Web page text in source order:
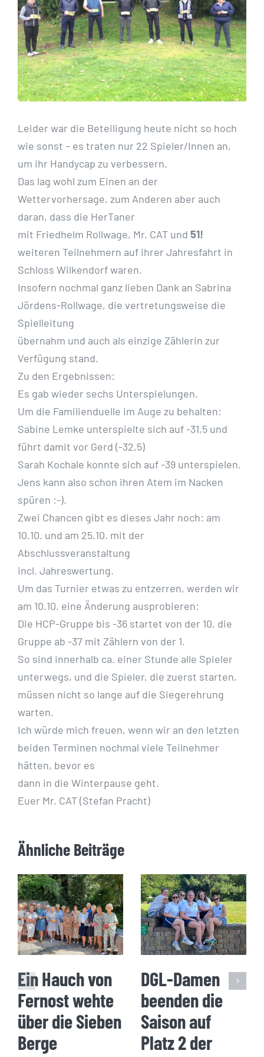
Leider war die Beteiligung heute nicht so hoch
wie sonst – es traten nur 22 Spieler/Innen an,
um ihr Handycap zu verbessern.
Das lag wohl zum Einen an der
Wettervorhersage, zum Anderen aber auch
daran, dass die HerTaner
mit Friedhelm Rollwage, Mr. CAT und 51!
weiteren Teilnehmern auf ihrer Jahresfahrt in
Schloss Wilkendorf waren.
Insofern nochmal ganz lieben Dank an Sabrina
Jördens-Rollwage, die vertretungsweise die
Spielleitung
übernahm und auch als einzige Zählerin zur
Verfügung stand.
Zu den Ergebnissen:
Es gab wieder sechs Unterspielungen.
Um die Familienduelle im Auge zu behalten:
Sabine Lemke unterspielte sich auf -31,5 und
führt damit vor Gerd (-32,5)
Sarah Kochale konnte sich auf -39 unterspielen.
Jens kann also schon ihren Atem im Nacken
spüren :-).
Zwei Chancen gibt es dieses Jahr noch: am
10.10. und am 25.10. mit der
Abschlussveranstaltung
incl. Jahreswertung.
Um das Turnier etwas zu entzerren, werden wir
am 10.10. eine Änderung ausprobieren:
Die HCP-Gruppe bis -36 startet von der 10, die
Gruppe ab -37 mit Zählern von der 1.
So sind innerhalb ca. einer Stunde alle Spieler
unterwegs, und die Spieler, die zuerst starten,
müssen nicht so lange auf die Siegerehrung
warten.
Ich würde mich freuen, wenn wir an den letzten
beiden Terminen nochmal viele Teilnehmer
hätten, bevor es
dann in die Winterpause geht.
Euer Mr. CAT (Stefan Pracht)
Ähnliche Beiträge
Ein Hauch von
Fernost wehte
über die Sieben
Berge
DGL-Damen
beenden die
Saison auf
Platz 2 der